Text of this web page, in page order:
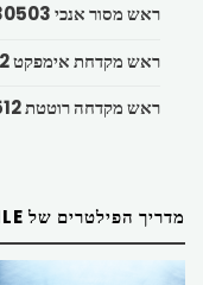
ראש מסור אנכי 430503
ראש מקדחת אימפקט 430502
ראש מקדחה רוטטת 430512
מדריך הפילטרים של MAHLE